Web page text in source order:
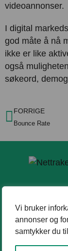
Vi bruker
annonser og
samtykker du
videoannonser.
I digital
god måte å nå
ikke er like
også
søkeord,
FORRIGE
Bounce Rate